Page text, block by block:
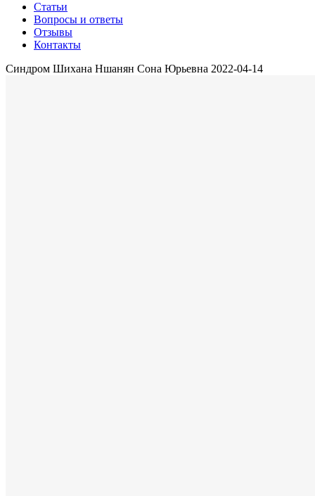
Статьи
Вопросы и ответы
Отзывы
Контакты
Синдром Шихана Ншанян Сона Юрьевна 2022-04-14